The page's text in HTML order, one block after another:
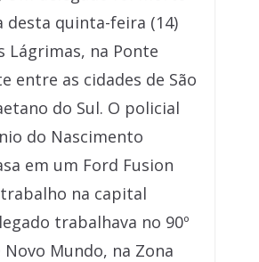
desta quinta-feira (14)
Lágrimas, na Ponte
entre as cidades de São
do Sul. O policial
do Nascimento
em um Ford Fusion
na capital
trabalhava no 90º
Novo Mundo, na Zona